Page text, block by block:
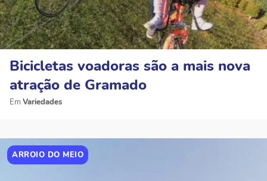
Bicicletas voadoras são a mais nova
atração de Gramado
Variedades
ARROIO DO MEIO